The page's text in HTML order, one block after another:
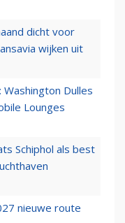
dicht voor
wijken uit
Dulles
Lounges
Schiphol als best
nieuwe route